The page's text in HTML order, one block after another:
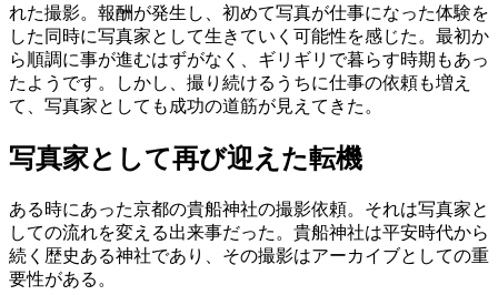
れた撮影。報酬が発生し、初めて写真が仕事になった体験を
した同時に写真家として生きていく可能性を感じた。最初か
ら順調に事が進むはずがなく、ギリギリで暮らす時期もあっ
たようです。しかし、撮り続けるうちに仕事の依頼も増え
て、写真家としても成功の道筋が見えてきた。
写真家として再び迎えた転機
ある時にあった京都の貴船神社の撮影依頼。それは写真家と
しての流れを変える出来事だった。貴船神社は平安時代から
続く歴史ある神社であり、その撮影はアーカイブとしての重
要性がある。